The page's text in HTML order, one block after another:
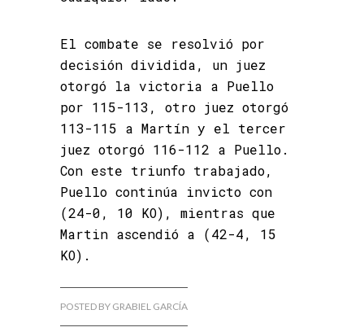
El combate se resolvió por
decisión dividida, un juez
otorgó la victoria a Puello
por 115-113, otro juez otorgó
113-115 a Martín y el tercer
juez otorgó 116-112 a Puello.
Con este triunfo trabajado,
Puello continúa invicto con
(24-0, 10 KO), mientras que
Martin ascendió a (42-4, 15
KO).
POSTED BY GRABIEL GARCÍA